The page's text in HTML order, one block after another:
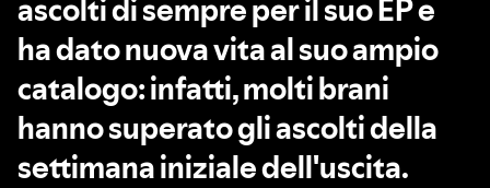
ascolti di sempre per il suo EP e
ha dato nuova vita al suo ampio
catalogo: infatti, molti brani
hanno superato gli ascolti della
settimana iniziale dell'uscita.